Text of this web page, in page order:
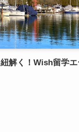
紐解く！Wish留学